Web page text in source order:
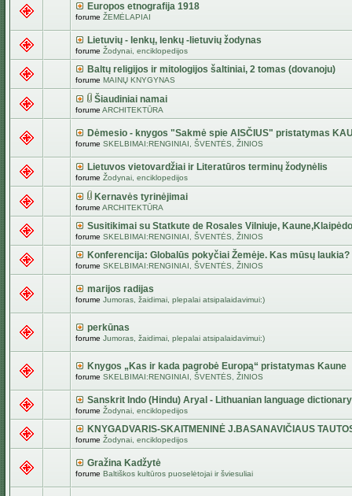
Europos etnografija 1918
forume ŽEMĖLAPIAI
Lietuvių - lenkų, lenkų -lietuvių žodynas
forume Žodynai, enciklopedijos
Baltų religijos ir mitologijos šaltiniai, 2 tomas (dovanoju)
forume MAINŲ KNYGYNAS
Šiaudiniai namai
forume ARCHITEKTŪRA
Dėmesio - knygos "Sakmė spie AISČIUS" pristatymas
forume SKELBIMAI:RENGINIAI, ŠVENTĖS, ŽINIOS
Lietuvos vietovardžiai ir Literatūros terminų žodynėlis
forume Žodynai, enciklopedijos
Kernavės tyrinėjimai
forume ARCHITEKTŪRA
Susitikimai su Statkute de Rosales Vilniuje,
forume SKELBIMAI:RENGINIAI, ŠVENTĖS, ŽINIOS
Konferencija: Globalūs pokyčiai Žemėje. Kas mūsų laukia?
forume SKELBIMAI:RENGINIAI, ŠVENTĖS, ŽINIOS
marijos radijas
forume Jumoras, žaidimai, plepalai atsipalaidavimui:)
perkūnas
forume Jumoras, žaidimai, plepalai atsipalaidavimui:)
Knygos „Kas ir kada pagrobė Europą“ pristatymas Kaune
forume SKELBIMAI:RENGINIAI, ŠVENTĖS, ŽINIOS
Sanskrit Indo (Hindu) Aryal - Lithuanian language dictionary
forume Žodynai, enciklopedijos
KNYGADVARIS-SKAITMENINĖ J.BASANAVIČIAUS
forume Žodynai, enciklopedijos
Gražina Kadžytė
forume Baltiškos kultūros puoselėtojai ir šviesuliai